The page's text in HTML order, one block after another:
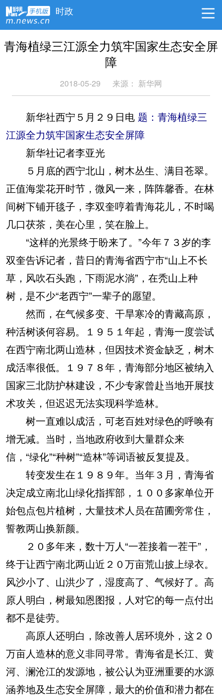
时政
青海植绿三江源全力筑牢国家生态安全屏
障
2018-05-29 来源： 新华网
新华社西宁５月２９日电 题：青海植绿三
江源全力筑牢国家生态安全屏障
新华社记者李亚光
５月底的西宁北山，树木丛生、满目苍翠。
正值海棠花开时节，微风一来，阵阵馨香。在林
间树下铺开毯子，李双奎哼着青海花儿，不时喝
几口茯茶，美在心里，笑在脸上。
“这样的光景终于盼来了。”今年７３岁的李
双奎告诉记者，昔日的青海省西宁市“山上不长
草，风吹石头跑，下雨泥水淌”，在秃山上种
树，是不少“老西宁”一辈子的愿望。
然而，在气候多变、干旱寒冷的青藏高原，
种活树谈何容易。１９５１年起，青海一度尝试
在西宁南北两山造林，但因技术资金缺乏，树木
成活率很低。１９７８年，青海部分地区被纳入
国家三北防护林建设，不少专家曾赴当地开展技
术攻关，但迟迟无法实现科学造林。
树一直难以成活，可老百姓对绿色的呼唤有
增无减。当时，当地政府收到大量群众来
信，“绿化”“种树”“造林”等词语被反复提及。
转变发生在１９８９年。当年３月，青海省
决定成立南北山绿化指挥部，１００多家单位开
始包点包片植树，大量技术人员在苗圃旁常住，
誓教两山换新颜。
２０多年来，数十万人“一茬接着一茬干”，
终于让西宁南北两山近２０万亩荒山披上绿衣。
风沙小了、山洪少了，湿度高了、气候好了。高
原人明白，树最知恩图报，人对它的每一点付出
都不是徒劳。
高原人还明白，除改善人居环境外，这２０
万亩人造林的意义非同寻常。青海省是长江、黄
河、澜沧江的发源地，被公认为亚洲重要的水源
涵养地及生态安全屏障，最大的价值和潜力都在